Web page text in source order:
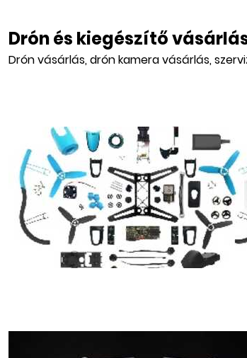
Drón és kiegészítő
Drón vásárlás, drón kamera vásárlás,